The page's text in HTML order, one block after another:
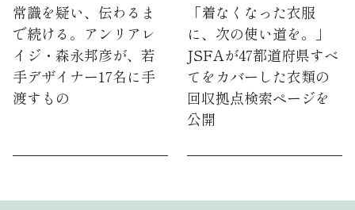
常識を疑い、伝わるま
で続ける。アンリアレ
イジ・森永邦彦が、若
手デザイナー17名に手
渡すもの
「着なくなった衣服
に、次の使い道を。」
JSFAが47都道府県すべ
てをカバーした衣類の
回収拠点検索ページを
公開